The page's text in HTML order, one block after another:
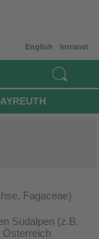
Intranet
English
Fagaceae)
Südalpen (z.B.
Österreich